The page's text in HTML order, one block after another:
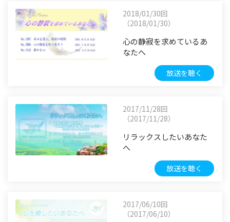
2018/01/30回
（2018/01/30）
心の静寂を求めているあ
なたへ
放送を聴く
2017/11/28回
（2017/11/28）
リラックスしたいあなた
へ
放送を聴く
2017/06/10回
（2017/06/10）